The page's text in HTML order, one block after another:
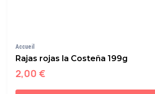
Accueil
Rajas rojas la Costeña 199g
2,00 €